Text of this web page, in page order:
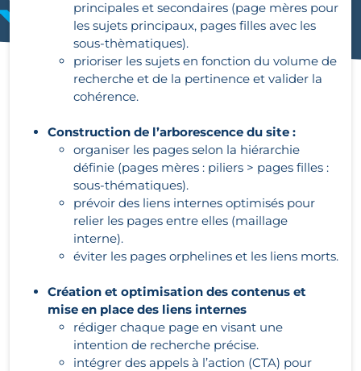
principales et secondaires (page mères pour
les sujets principaux, pages filles avec les
sous-thèmatiques).
prioriser les sujets en fonction du volume de
recherche et de la pertinence et valider la
cohérence.
Construction de l’arborescence du site :
organiser les pages selon la hiérarchie
définie (pages mères : piliers > pages filles :
sous-thématiques).
prévoir des liens internes optimisés pour
relier les pages entre elles (maillage
interne).
éviter les pages orphelines et les liens morts.
Création et optimisation des contenus et
mise en place des liens internes
rédiger chaque page en visant une
intention de recherche précise.
intégrer des appels à l’action (CTA) pour